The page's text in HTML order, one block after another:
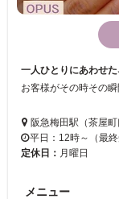
一人ひとりにあわせ
阪急梅田駅（茶屋町
平日：12時～（最
定休日： 月曜日
メニュー